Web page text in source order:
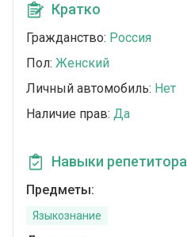
Кратко
Гражданство: Россия
Пол: Женский
Личный автомобиль: Нет
Наличие прав: Да
Навыки репетитора
Предметы:
Языкознание